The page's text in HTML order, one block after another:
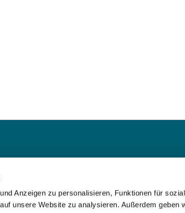
Anzeigen zu personalisieren, Funktionen für
unsere Website zu analysieren. Außerdem geben